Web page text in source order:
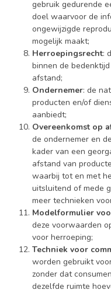
gebruik gedurende
doel waarvoor de
ongewijzigde
mogelijk maakt;
Herroepingsrecht:
binnen de
afstand;
Ondernemer: de
producten en/of
aanbiedt;
Overeenkomst op
de ondernemer en
kader van een
afstand van
waarbij tot en met
uitsluitend of mede
meer technieken
Modelformulier
deze voorwaarden
voor herroeping;
Techniek voor
worden gebruikt
zonder dat
dezelfde ruimte